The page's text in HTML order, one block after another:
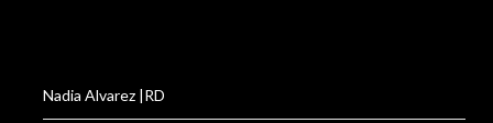
Nadia Alvarez |RD